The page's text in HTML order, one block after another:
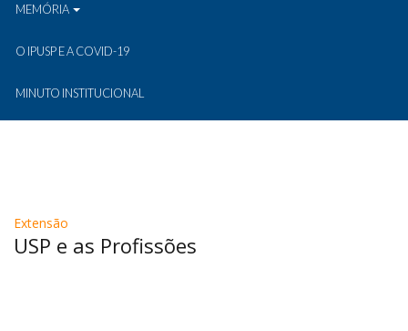
MEMÓRIA
O IPUSP E A COVID-19
MINUTO INSTITUCIONAL
Extensão
USP e as Profissões